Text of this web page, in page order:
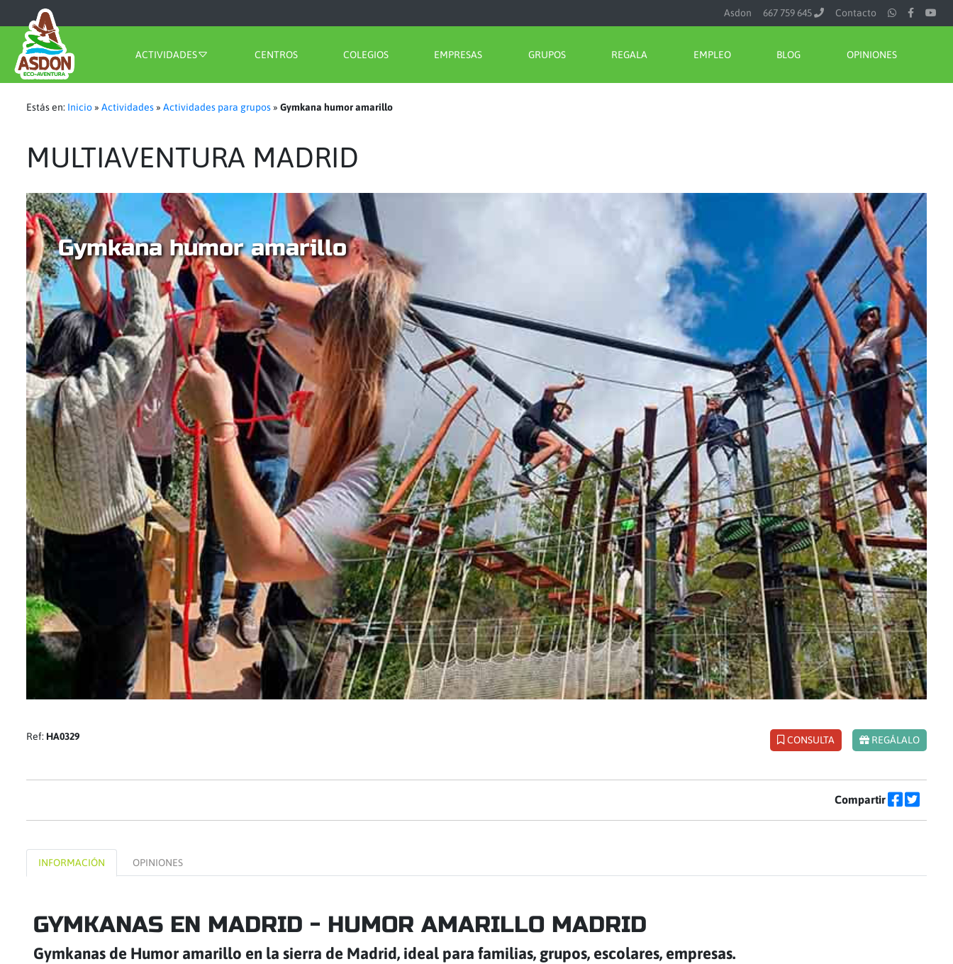
Asdon 667 759 645 Contacto
ACTIVIDADES CENTROS COLEGIOS EMPRESAS GRUPOS REGALA EMPLEO BLOG OPINIONES
Estás en: Inicio» Actividades» Actividades para grupos» Gymkana humor amarillo
MULTIAVENTURA MADRID
Gymkana humor amarillo
Ref: HA0329 CONSULTA REGÁLALO
Compartir
INFORMACIÓN OPINIONES
GYMKANAS EN MADRID - HUMOR AMARILLO MADRID
Gymkanas de Humor amarillo en la sierra de Madrid, ideal para familias, grupos, escolares, empresas.